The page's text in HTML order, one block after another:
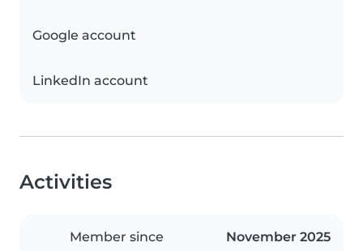
Google account
LinkedIn account
Activities
Member since November 2025